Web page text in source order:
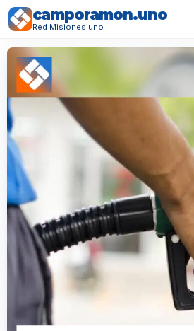
camporamon.uno
Red Misiones.uno